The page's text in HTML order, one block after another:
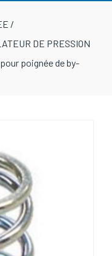
/
DE PRESSION
poignée de by-